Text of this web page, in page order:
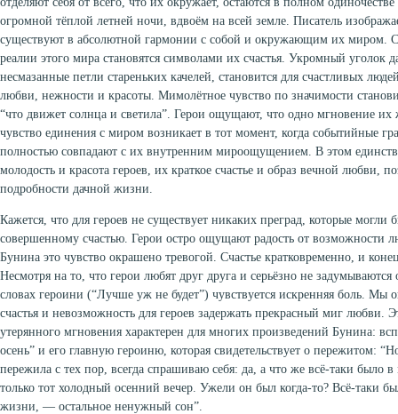
огромной тёплой летней ночи, вдвоём на всей земле. Писатель
существуют в абсолютной гармонии с собой и окружающим их миром.
реалии этого мира становятся символами их счастья. Укромный уголок
несмазанные петли стареньких качелей, становится для счастливых
любви, нежности и красоты. Мимолётное чувство по значимости
“что движет солнца и светила”. Герои ощущают, что одно мгновение
чувство единения с миром возникает в тот момент, когда событийные
полностью совпадают с их внутренним мироощущением. В этом
молодость и красота героев, их краткое счастье и образ вечной любви,
подробности дачной жизни.
Кажется, что для героев не существует никаких преград, которые
совершенному счастью. Герои остро ощущают радость от возможности
Бунина это чувство окрашено тревогой. Счастье кратковременно, и
Несмотря на то, что герои любят друг друга и серьёзно не
словах героини (“Лучше уж не будет”) чувствуется искренняя боль. Мы
счастья и невозможность для героев задержать прекрасный миг любви.
утерянного мгновения характерен для многих произведений Бунина:
осень” и его главную героиню, которая свидетельствует о пережитом:
пережила с тех пор, всегда спрашиваю себя: да, а что же всё-таки было
только тот холодный осенний вечер. Ужели он был когда-то? Всё-таки
жизни, — остальное ненужный сон”.